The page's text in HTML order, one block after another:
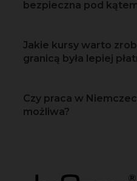
bezpieczna pod
Jakie kursy warto
granicą była lepiej
Czy praca w
możliwa?